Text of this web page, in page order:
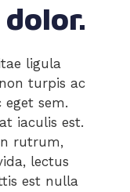
ligula
turpis ac
sem.
iaculis est.
rutrum,
lectus
est nulla